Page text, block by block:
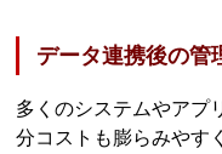
データ連携後の管
多くのシステムやアプ
分コストも膨らみやす